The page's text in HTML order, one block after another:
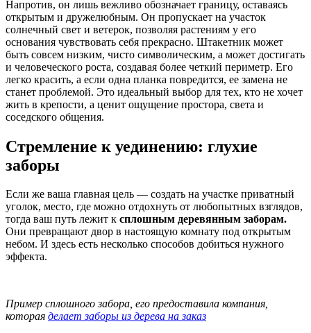
Напротив, он лишь вежливо обозначает границу, оставаясь
открытым и дружелюбным. Он пропускает на участок
солнечный свет и ветерок, позволяя растениям у его
основания чувствовать себя прекрасно. Штакетник может
быть совсем низким, чисто символическим, а может достигать
и человеческого роста, создавая более четкий периметр. Его
легко красить, а если одна планка повредится, ее замена не
станет проблемой. Это идеальный выбор для тех, кто не хочет
жить в крепости, а ценит ощущение простора, света и
соседского общения.
Стремление к уединению: глухие
заборы
Если же ваша главная цель — создать на участке приватный
уголок, место, где можно отдохнуть от любопытных взглядов,
тогда ваш путь лежит к сплошным деревянным заборам.
Они превращают двор в настоящую комнату под открытым
небом. И здесь есть несколько способов добиться нужного
эффекта.
Пример сплошного забора, его предоставила компания,
которая делает заборы из дерева на заказ